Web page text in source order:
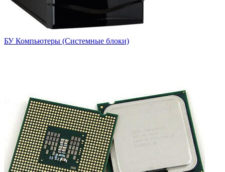
БУ Компьютеры (Системные блоки)